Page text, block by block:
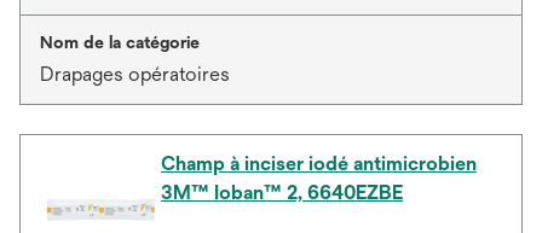
Nom de la catégorie
Drapages opératoires
Champ à inciser iodé antimicrobien
3M™ Ioban™ 2, 6640EZBE